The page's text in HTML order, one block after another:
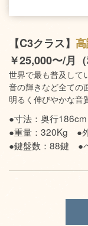
【C3クラス】
￥25,000〜/月（
世界で最も普及して
音の輝きなど全ての
明るく伸びやかな音
●寸法：奥行
●重量：320Kg ●
●鍵盤数：88鍵 ●